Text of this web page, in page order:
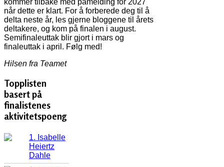
når dette er klart. For å forberede deg til å
delta neste år, les gjerne bloggene til årets
deltakere, og kom på finalen i august.
Semifinaleuttak blir gjort i mars og
finaleuttak i april. Følg med!
Hilsen fra Teamet
Topplisten
basert på
finalistenes
aktivitetspoeng
1. Isabelle
Heiertz
Dahle